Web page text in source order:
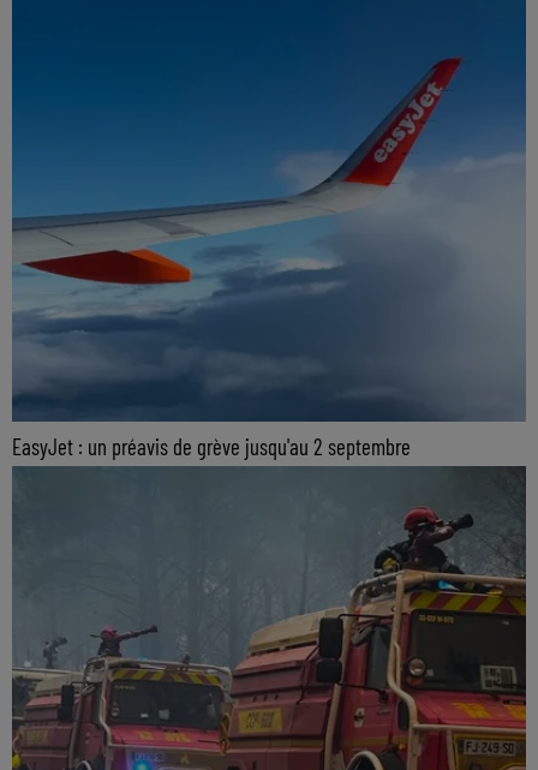
EasyJet : un préavis de grève jusqu'au 2 septembre